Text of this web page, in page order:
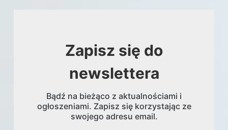
Zapisz się do
newslettera
Bądź na bieżąco z aktualnościami i
ogłoszeniami. Zapisz się korzystając ze
swojego adresu email.